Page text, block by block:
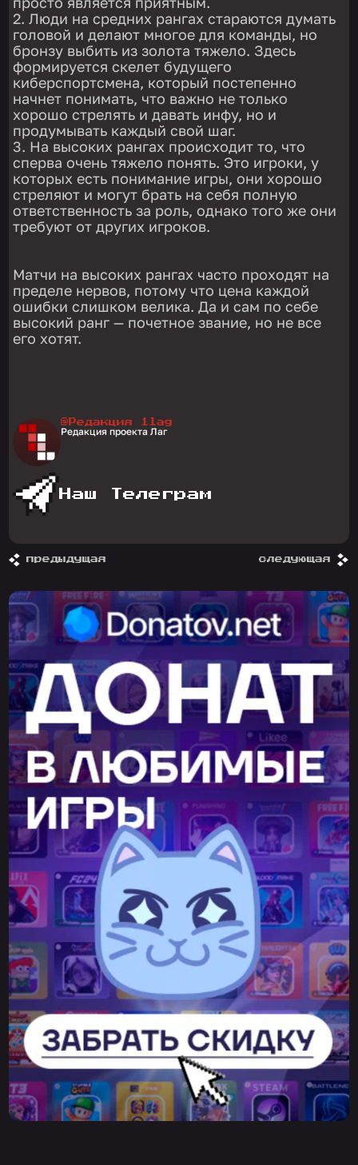
Люди на средних рангах стараются думать
головой и делают многое для команды, но
бронзу выбить из золота тяжело. Здесь
формируется скелет будущего
киберспортсмена, который постепенно
начнет понимать, что важно не только
хорошо стрелять и давать инфу, но и
продумывать каждый свой шаг.
На высоких рангах происходит то, что
сперва очень тяжело понять. Это игроки, у
которых есть понимание игры, они хорошо
стреляют и могут брать на себя полную
ответственность за роль, однако того же они
требуют от других игроков.
Матчи на высоких рангах часто проходят на
пределе нервов, потому что цена каждой
ошибки слишком велика. Да и сам по себе
высокий ранг — почетное звание, но не все
его хотят.
@Редакция 1lag
Редакция проекта Лаг
Наш Телеграм
предыдущая следующая